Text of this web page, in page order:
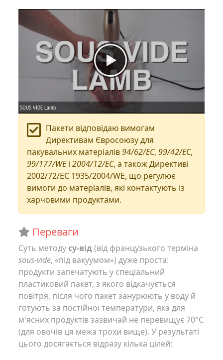
Пакети відповідаю вимогам
Директивам Євросоюзу для
пакувальних матеріалів94/62/EC, 99/42/EC,
99/177/WEі 2004/12/EC, а також Директиві
2002/72/EC 1935/2004/WE, що регулює
вимоги до матеріалів, які контактують із
харчовими продуктами.
Переваги
Суть методусу-від(від французького терміна
sous-vide, «під вакуумом») дуже проста:
продукти запечатують у спеціальний
пластиковий пакет, з якого відкачується
повітря, після чого пакет занурюють у воду й
готують за постійної температури, яка для
м'ясних продуктів зазвичай не перевищує 70°C
(для овочів ця межа трохи вище). У результаті
цього досягається відразу кілька цілей: